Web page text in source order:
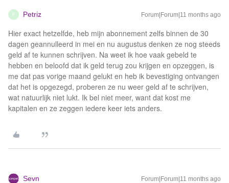
P Petriz Forum|Forum|11 months ago
Hier exact hetzelfde, heb mijn abonnement zelfs binnen de 30
dagen geannulleerd in mei en nu augustus denken ze nog steeds
geld af te kunnen schrijven. Na weet ik hoe vaak gebeld te
hebben en beloofd dat ik geld terug zou krijgen en opzeggen, is
me dat pas vorige maand gelukt en heb ik bevestiging ontvangen
dat het is opgezegd, proberen ze nu weer geld af te schrijven,
wat natuurlijk niet lukt. Ik bel niet meer, want dat kost me
kapitalen en ze zeggen iedere keer iets anders.
Sevn Forum|Forum|11 months ago